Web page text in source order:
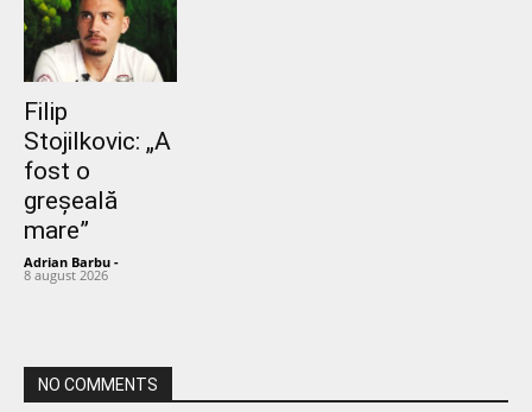
Filip
Stojilkovic: „A
fost o
greșeală
mare”
Adrian Barbu -
8 august 2026
NO COMMENTS